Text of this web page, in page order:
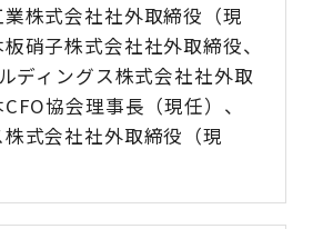
株式会社社外取締役（現
硝子株式会社社外取締役、
ディングス株式会社社外取
協会理事長（現任）、
式会社社外取締役（現